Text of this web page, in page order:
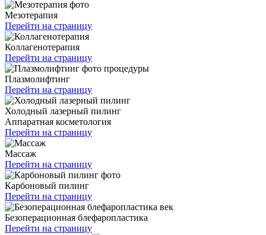
Мезотерапия
Перейти на страницу
Коллагенотерапия
Перейти на страницу
Плазмолифтинг
Перейти на страницу
Холодный лазерный пилинг
Аппаратная косметология
Перейти на страницу
Массаж
Перейти на страницу
Карбоновый пилинг
Перейти на страницу
Безоперационная блефаропластика
Перейти на страницу